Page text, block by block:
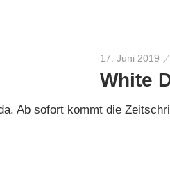
17. Juni 2019
White
Ab sofort kommt die